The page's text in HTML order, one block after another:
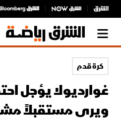
كرة قدم
غوارديولا يؤجل
ويرى مستقبلاً